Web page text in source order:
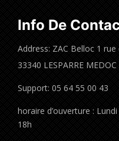
Info De
Address: ZAC Belloc 1
33340 LESPARRE MEDOC
Support: 05 64 55 00 43
horaire d’ouverture :
18h